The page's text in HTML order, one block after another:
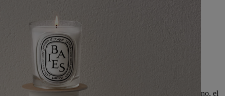
34 boulevard Saint-Germain – Paris 5e
Cuna histórica de Diptyque, situada en el corazón del barrio latino, el